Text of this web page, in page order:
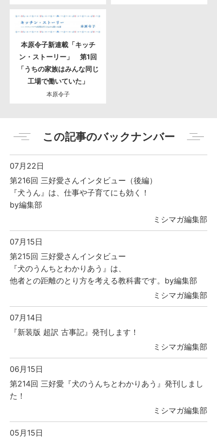
本原令子新連載「キッチ
ン・ストーリー」 第1回
「うちの家族はみんな同じ
工場で働いていた」
本原令子
この記事のバックナンバー
07月22日
第216回 三好愛さんインタビュー（後編）
『犬うん』は、仕事や子育てにも効く！
by編集部
ミシマガ編集部
07月15日
第215回 三好愛さんインタビュー
『犬のうんちとわかりあう』は、
他者との距離のとり方を考える教科書です。by編集部
ミシマガ編集部
07月14日
『新装版 超訳 古事記』発刊します！
ミシマガ編集部
06月15日
第214回 三好愛『犬のうんちとわかりあう』発刊しまし
た！
ミシマガ編集部
05月15日